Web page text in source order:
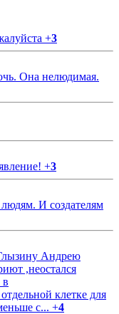
+3
Она нелюдимая.
+3
И создателям
Андрею
,неостался
клетке для
с... +4